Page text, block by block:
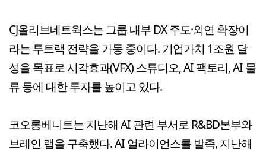
CJ올리브네트웍스는 그룹 내부 DX 주도·외연 확장이
라는 투트랙 전략을 가동 중이다. 기업가치 1조원 달
성을 목표로 시각효과(VFX) 스튜디오, AI 팩토리, AI 물
류 등에 대한 투자를 높이고 있다.
코오롱베니트는 지난해 AI 관련 부서로 R&BD본부와
브레인 랩을 구축했다. AI 얼라이언스를 발족, 지난해